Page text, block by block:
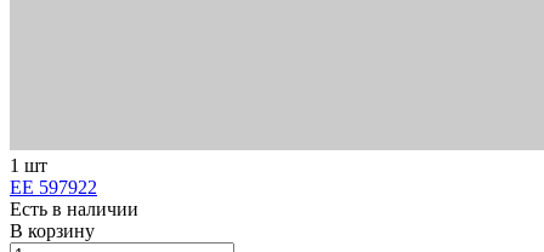
1 шт
ЕЕ 597922
Есть в наличии
В корзину